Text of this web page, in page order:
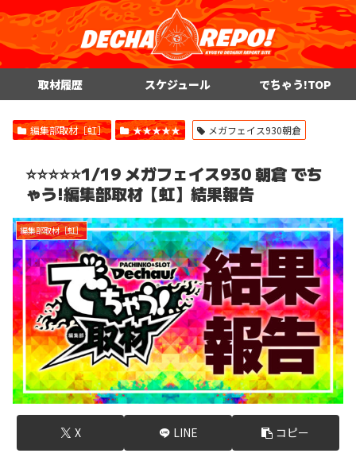
取材履歴 スケジュール でちゃう!TOP
編集部取材［虹］ ★★★★★ メガフェイス930朝倉
⭐️⭐️⭐️⭐️⭐️1/19 メガフェイス930 朝倉 でち
ゃう!編集部取材【虹】結果報告
編集部取材［虹］
X LINE コピー